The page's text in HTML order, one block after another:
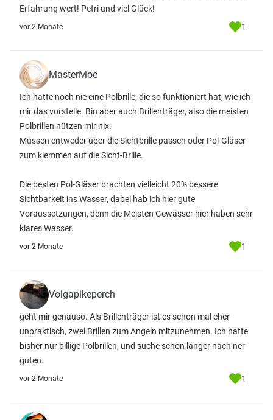
Erfahrung wert! Petri und viel Glück!
vor 2 Monate 1
MasterMoe
Ich hatte noch nie eine Polbrille, die so funktioniert hat, wie ich
mir das vorstelle. Bin aber auch Brillenträger, also die meisten
Polbrillen nützen mir nix.
Müssen entweder über die Sichtbrille passen oder Pol-Gläser
zum klemmen auf die Sicht-Brille.
Die besten Pol-Gläser brachten vielleicht 20% bessere
Sichtbarkeit ins Wasser, dabei hab ich hier gute
Voraussetzungen, denn die Meisten Gewässer hier haben sehr
klares Wasser.
vor 2 Monate 1
Volgapikeperch
geht mir genauso. Als Brillenträger ist es schon mal eher
unpraktisch, zwei Brillen zum Angeln mitzunehmen. Ich hatte
bisher nur billige Polbrillen, und suche schon länger nach ner
guten.
vor 2 Monate 1